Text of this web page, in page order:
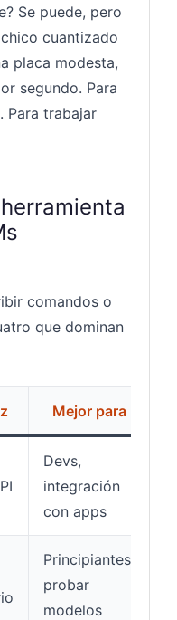
Se puede, pero
cuantizado
placa modesta,
segundo. Para
Para trabajar
comandos o
que dominan
Mejor para
Devs,
integración
con apps
Principiantes,
probar
modelos